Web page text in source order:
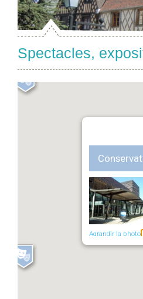
Spectacles,
Agrandir la photo